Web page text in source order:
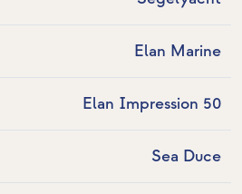
Elan Marine
Elan Impression 50
Sea Duce